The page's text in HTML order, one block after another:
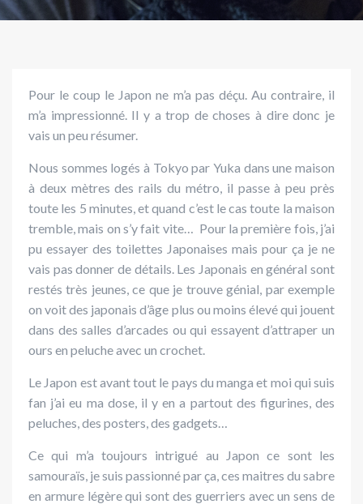
Pour le coup le Japon ne m’a pas déçu. Au contraire, il
m’a impressionné. Il y a trop de choses à dire donc je
vais un peu résumer.
Nous sommes logés à Tokyo par Yuka dans une maison
à deux mètres des rails du métro, il passe à peu près
toute les 5 minutes, et quand c’est le cas toute la maison
tremble, mais on s’y fait vite… Pour la première fois, j’ai
pu essayer des toilettes Japonaises mais pour ça je ne
vais pas donner de détails. Les Japonais en général sont
restés très jeunes, ce que je trouve génial, par exemple
on voit des japonais d’âge plus ou moins élevé qui jouent
dans des salles d’arcades ou qui essayent d’attraper un
ours en peluche avec un crochet.
Le Japon est avant tout le pays du manga et moi qui suis
fan j’ai eu ma dose, il y en a partout des figurines, des
peluches, des posters, des gadgets…
Ce qui m’a toujours intrigué au Japon ce sont les
samouraïs, je suis passionné par ça, ces maitres du sabre
en armure légère qui sont des guerriers avec un sens de